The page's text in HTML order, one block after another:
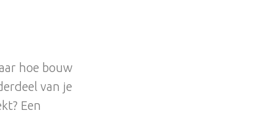
hoe bouw
van je
Een